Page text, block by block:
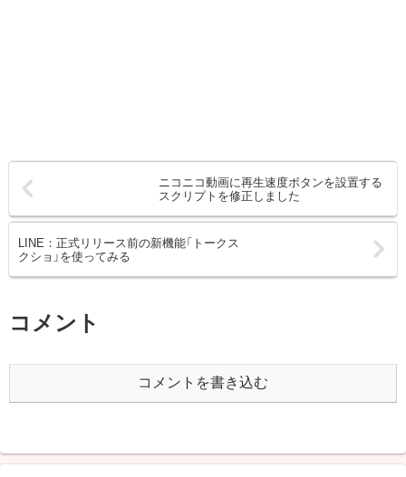
ニコニコ動画に再生速度ボタンを設置する
スクリプトを修正しました
LINE：正式リリース前の新機能「トークス
クショ」を使ってみる
コメント
コメントを書き込む